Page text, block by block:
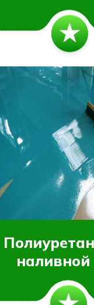
наливной